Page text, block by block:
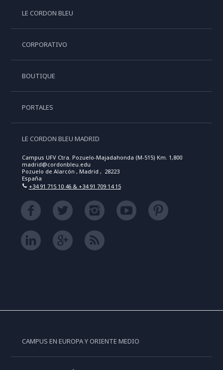
LE CORDON BLEU
CORPORATIVO
BOUTIQUE
PORTALES
LE CORDON BLEU MADRID
Campus UFV Ctra. Pozuelo-Majadahonda (M-515) Km. 1,800
madrid@cordonbleu.edu
Pozuelo de Alarcón , Madrid , 28223
España
+34 91 715 10 46 & +34 91 709 14 15
CAMPUS EN EUROPA Y ORIENTE MEDIO